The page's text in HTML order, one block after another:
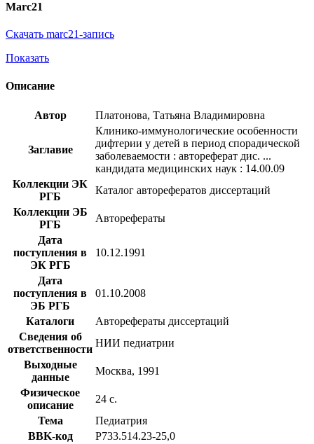
Marc21
Скачать marc21-запись
Показать
Описание
Автор Платонова, Татьяна Владимировна
Заглавие
Клинико-иммунологические особенности
дифтерии у детей в период спорадической
заболеваемости : автореферат дис. ...
кандидата медицинских наук : 14.00.09
Коллекции ЭК
РГБ
Каталог авторефератов диссертаций
Коллекции ЭБ
РГБ
Авторефераты
Дата
поступления в
ЭК РГБ
10.12.1991
Дата
поступления в
ЭБ РГБ
01.10.2008
Каталоги
Авторефераты диссертаций
Сведения об
ответственности
НИИ педиатрии
Выходные
данные
Москва, 1991
Физическое
описание
24 с.
Тема
Педиатрия
BBK-код
Р733.514.23-25,0